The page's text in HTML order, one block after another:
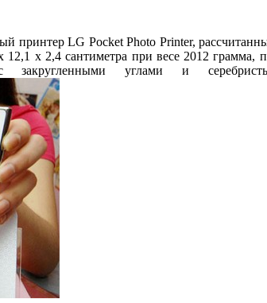
принтер LG Pocket Photo Printer,
12,1 х 2,4 сантиметра при весе 2012
закругленными углами и